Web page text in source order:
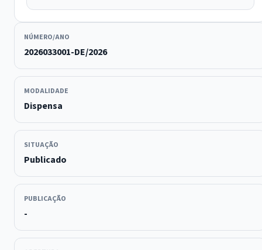
NÚMERO/ANO
2026033001-DE/2026
MODALIDADE
Dispensa
SITUAÇÃO
Publicado
PUBLICAÇÃO
-